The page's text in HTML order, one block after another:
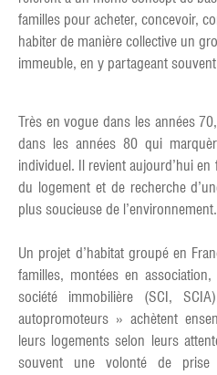
familles pour acheter, concevoir,
habiter de manière collective un
immeuble, en y partageant
Très en vogue dans les années
dans les années 80 qui
individuel. Il revient aujourd’hui
du logement et de recherche
plus soucieuse de l’environnement.
Un projet d’habitat groupé en
familles, montées en
société immobilière (SCI,
autopromoteurs » achètent
leurs logements selon leurs
souvent une volonté de